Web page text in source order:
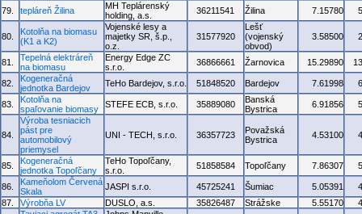
79. tepláreň Žilina
MH Teplárenský
holding, a.s.
36211541 Žilina 7.15780
80.
Kotolňa na biomasu
(K1 a K2)
Vojenské lesy a
majetky SR, š.p.,
o.z.
31577920
Lešť
(vojenský
obvod)
3.58500
81.
Tepelná elektráreň
na biomasu
Energy Edge ZC
s.r.o.
36866661 Žarnovica 15.29890
82.
Kogeneračná
jednotka Bardejov
TeHo Bardejov, s.r.o. 51848520 Bardejov 7.61998
83.
Kotolňa na
spaľovanie biomasy
STEFE ECB, s.r.o. 35889080
Banská
Bystrica
6.91856
84.
Výroba tesniacich
pást pre
automobilový
priemysel
UNI - TECH, s.r.o. 36357723
Považská
Bystrica
4.53100
85.
Kogeneračná
jednotka Topoľčany
TeHo Topoľčany,
s.r.o.
51858584 Topoľčany 7.86307
86.
Kameňolom Červená
Skala
JASPI s.r.o. 45725241 Šumiac 5.05391
87.
Výrobňa LV DUSLO, a.s. 35826487 Strážske 5.55170